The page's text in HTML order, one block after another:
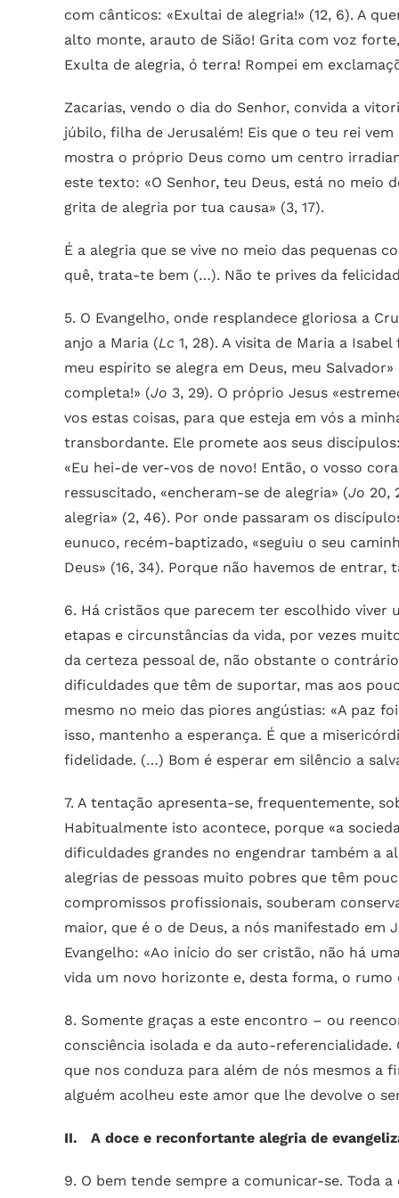
com cânticos: «Exultai de alegria!» (12, 6). A
alto monte, arauto de Sião! Grita com voz
Exulta de alegria, ó terra! Rompei em
Zacarias, vendo o dia do Senhor, convida a
júbilo, filha de Jerusalém! Eis que o teu rei
mostra o próprio Deus como um centro
este texto: «O Senhor, teu Deus, está no meio
grita de alegria por tua causa» (3, 17).
É a alegria que se vive no meio das pequenas
quê, trata-te bem (…). Não te prives da
5. O Evangelho, onde resplandece gloriosa a
anjo a Maria (Lc 1, 28). A visita de Maria a
meu espírito se alegra em Deus, meu Salvador»
completa!» (Jo 3, 29). O próprio Jesus
vos estas coisas, para que esteja em vós a
transbordante. Ele promete aos seus
«Eu hei-de ver-vos de novo! Então, o vosso
ressuscitado, «encheram-se de alegria» (Jo 20,
alegria» (2, 46). Por onde passaram os
eunuco, recém-baptizado, «seguiu o seu
Deus» (16, 34). Porque não havemos de
6. Há cristãos que parecem ter escolhido viver
etapas e circunstâncias da vida, por vezes
da certeza pessoal de, não obstante o
dificuldades que têm de suportar, mas aos
mesmo no meio das piores angústias: «A paz
isso, mantenho a esperança. É que a
fidelidade. (…) Bom é esperar em silêncio a
7. A tentação apresenta-se, frequentemente,
Habitualmente isto acontece, porque «a
dificuldades grandes no engendrar também a
alegrias de pessoas muito pobres que têm
compromissos profissionais, souberam
maior, que é o de Deus, a nós manifestado
Evangelho: «Ao início do ser cristão, não há
vida um novo horizonte e, desta forma, o rumo
8. Somente graças a este encontro – ou
consciência isolada e da auto-
que nos conduza para além de nós mesmos a
alguém acolheu este amor que lhe devolve o
II. A doce e reconfortante alegria de
9. O bem tende sempre a comunicar-se. Toda